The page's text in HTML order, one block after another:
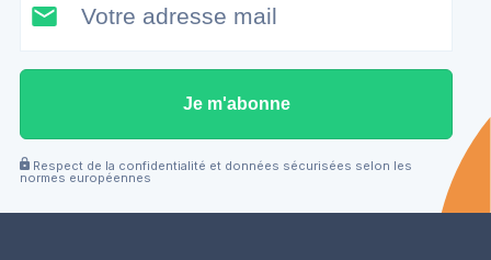
Je m'abonne
Respect de la confidentialité et données sécurisées selon les
normes européennes